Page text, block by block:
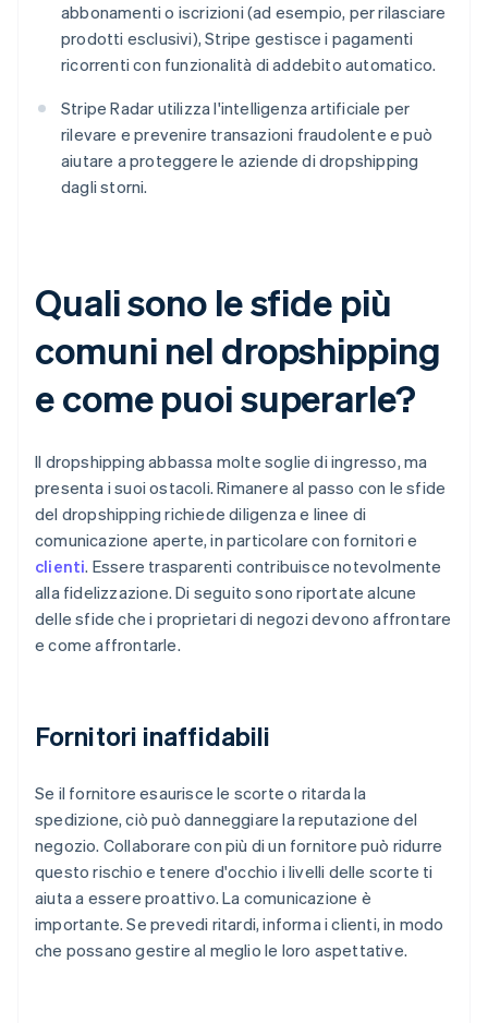
abbonamenti o iscrizioni (ad esempio, per rilasciare
prodotti esclusivi), Stripe gestisce i pagamenti
ricorrenti con funzionalità di addebito automatico.
Stripe Radar utilizza l'intelligenza artificiale per
rilevare e prevenire transazioni fraudolente e può
aiutare a proteggere le aziende di dropshipping
dagli storni.
Quali sono le sfide più
comuni nel dropshipping
e come puoi superarle?
Il dropshipping abbassa molte soglie di ingresso, ma
presenta i suoi ostacoli. Rimanere al passo con le sfide
del dropshipping richiede diligenza e linee di
comunicazione aperte, in particolare con fornitori e
clienti. Essere trasparenti contribuisce notevolmente
alla fidelizzazione. Di seguito sono riportate alcune
delle sfide che i proprietari di negozi devono affrontare
e come affrontarle.
Fornitori inaffidabili
Se il fornitore esaurisce le scorte o ritarda la
spedizione, ciò può danneggiare la reputazione del
negozio. Collaborare con più di un fornitore può ridurre
questo rischio e tenere d'occhio i livelli delle scorte ti
aiuta a essere proattivo. La comunicazione è
importante. Se prevedi ritardi, informa i clienti, in modo
che possano gestire al meglio le loro aspettative.